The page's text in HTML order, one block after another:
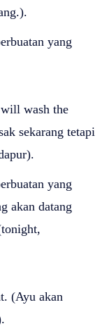
yang
wash the
sekarang tetapi
yang
akan datang
(Ayu akan